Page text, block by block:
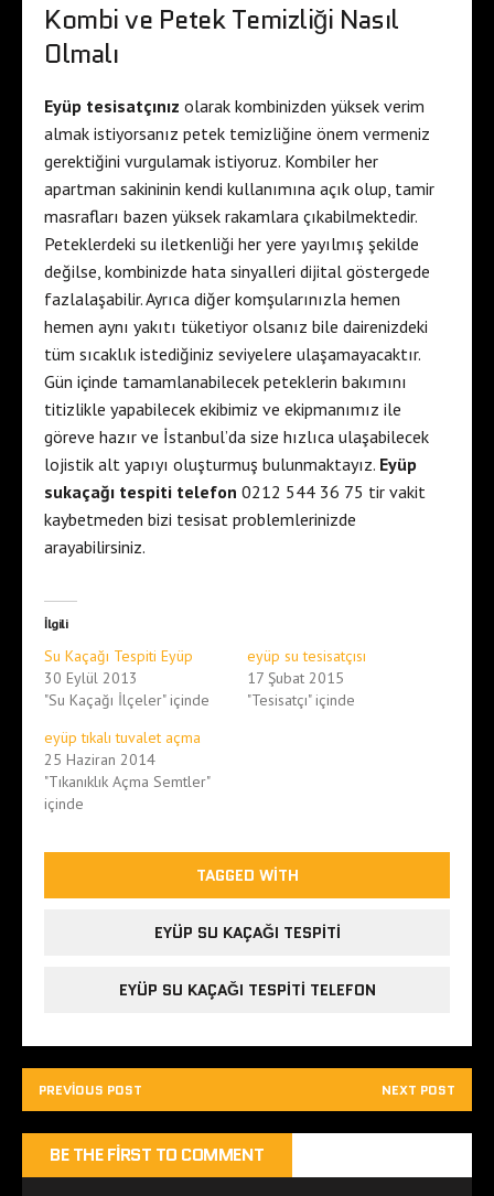
Kombi ve Petek Temizliği Nasıl
Olmalı
Eyüp tesisatçınız olarak kombinizden yüksek verim
almak istiyorsanız petek temizliğine önem vermeniz
gerektiğini vurgulamak istiyoruz. Kombiler her
apartman sakininin kendi kullanımına açık olup, tamir
masrafları bazen yüksek rakamlara çıkabilmektedir.
Peteklerdeki su iletkenliği her yere yayılmış şekilde
değilse, kombinizde hata sinyalleri dijital göstergede
fazlalaşabilir. Ayrıca diğer komşularınızla hemen
hemen aynı yakıtı tüketiyor olsanız bile dairenizdeki
tüm sıcaklık istediğiniz seviyelere ulaşamayacaktır.
Gün içinde tamamlanabilecek peteklerin bakımını
titizlikle yapabilecek ekibimiz ve ekipmanımız ile
göreve hazır ve İstanbul’da size hızlıca ulaşabilecek
lojistik alt yapıyı oluşturmuş bulunmaktayız. Eyüp
sukaçağı tespiti telefon 0212 544 36 75 tir vakit
kaybetmeden bizi tesisat problemlerinizde
arayabilirsiniz.
İlgili
Su Kaçağı Tespiti Eyüp
30 Eylül 2013
"Su Kaçağı İlçeler" içinde
eyüp su tesisatçısı
17 Şubat 2015
"Tesisatçı" içinde
eyüp tıkalı tuvalet açma
25 Haziran 2014
"Tıkanıklık Açma Semtler"
içinde
TAGGED WITH
EYÜP SU KAÇAĞI TESPITI
EYÜP SU KAÇAĞI TESPITI TELEFON
PREVIOUS POST NEXT POST
BE THE FIRST TO COMMENT